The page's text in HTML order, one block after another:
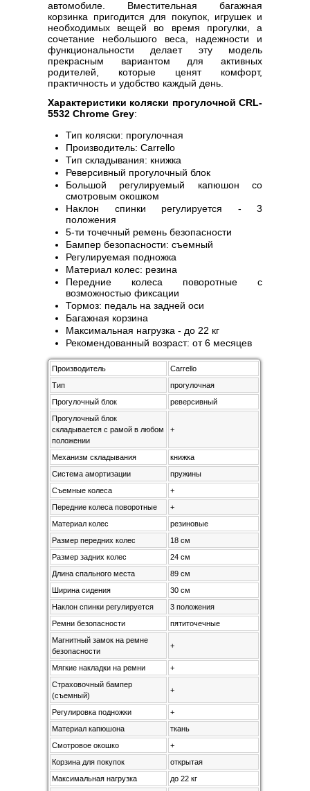
автомобиле. Вместительная багажная
корзинка пригодится для покупок, игрушек и
необходимых вещей во время прогулки, а
сочетание небольшого веса, надежности и
функциональности делает эту модель
прекрасным вариантом для активных
родителей, которые ценят комфорт,
практичность и удобство каждый день.
Характеристики коляски прогулочной CRL-
5532 Chrome Grey:
Тип коляски: прогулочная
Производитель: Carrello
Тип складывания: книжка
Реверсивный прогулочный блок
Большой регулируемый капюшон со
смотровым окошком
Наклон спинки регулируется - 3
положения
5-ти точечный ремень безопасности
Бампер безопасности: съемный
Регулируемая подножка
Материал колес: резина
Передние колеса поворотные с
возможностью фиксации
Тормоз: педаль на задней оси
Багажная корзина
Максимальная нагрузка - до 22 кг
Рекомендованный возраст: от 6 месяцев
Производитель
Carrello
Тип
прогулочная
Прогулочный блок
реверсивный
Прогулочный блок
складывается с рамой в любом
положении
+
Механизм складывания
книжка
Система амортизации
пружины
Съемные колеса
+
Передние колеса поворотные
+
Материал колес
резиновые
Размер передних колес
18 см
Размер задних колес
24 см
Длина спального места
89 см
Ширина сидения
30 см
Наклон спинки регулируется
3 положения
Ремни безопасности
пятиточечные
Магнитный замок на ремне
безопасности
+
Мягкие накладки на ремни
+
Страховочный бампер
(съемный)
+
Регулировка подножки
+
Материал капюшона
ткань
Смотровое окошко
+
Корзина для покупок
открытая
Максимальная нагрузка
до 22 кг